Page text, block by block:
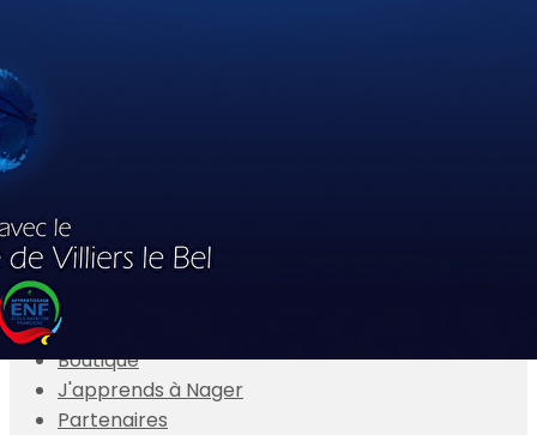
Menu
>
Actualités
Présentation
Adhésions en ligne
Boutique
J'apprends à Nager
Partenaires